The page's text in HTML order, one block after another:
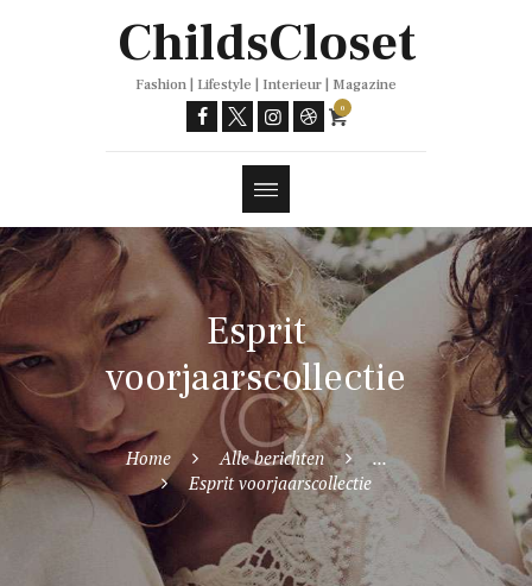
ChildsCloset
Fashion | Lifestyle | Interieur | Magazine
0
Esprit
voorjaarscollectie
Home Alle berichten
...
Esprit voorjaarscollectie